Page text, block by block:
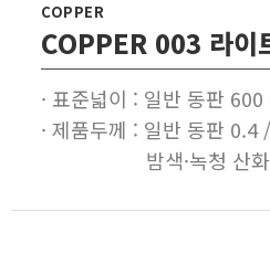
COPPER
COPPER 003 라이
· 표준넓이 : 일반 동판
· 제품두께 : 일반 동판 0.4
밤색·녹청 산화 동